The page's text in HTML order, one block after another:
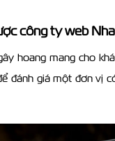
công ty web
hoang mang cho
đánh giá một đơn vị